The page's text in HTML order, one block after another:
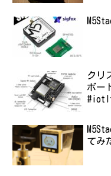
クリ
ボー
てみ